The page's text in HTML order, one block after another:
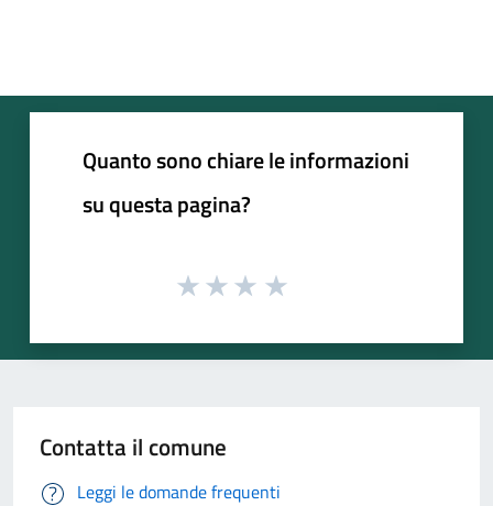
Quanto sono chiare le informazioni
su questa pagina?
Contatta il comune
Leggi le domande frequenti